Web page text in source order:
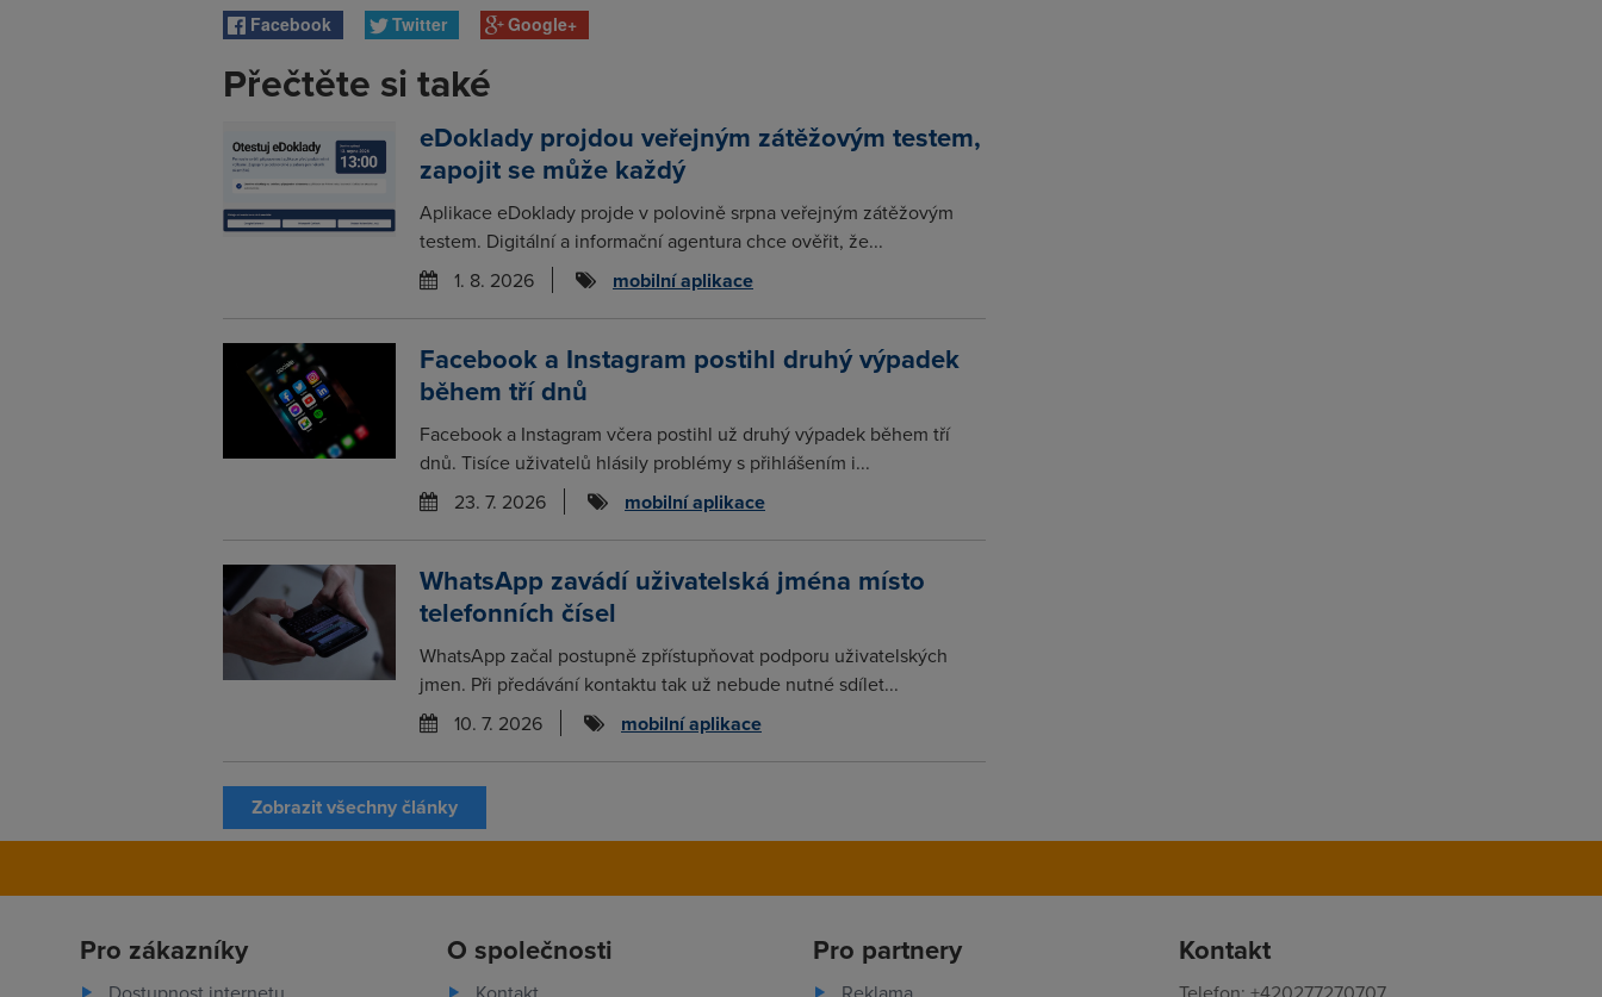
Facebook Twitter Google+
Přečtěte si také
eDoklady projdou veřejným zátěžovým testem,
zapojit se může každý
Aplikace eDoklady projde v polovině srpna veřejným zátěžovým
testem. Digitální a informační agentura chce ověřit, že...
1. 8. 2026
mobilní aplikace
Facebook a Instagram postihl druhý výpadek
během tří dnů
Facebook a Instagram včera postihl už druhý výpadek během tří
dnů. Tisíce uživatelů hlásily problémy s přihlášením i...
23. 7. 2026
mobilní aplikace
WhatsApp zavádí uživatelská jména místo
telefonních čísel
WhatsApp začal postupně zpřístupňovat podporu uživatelských
jmen. Při předávání kontaktu tak už nebude nutné sdílet...
10. 7. 2026
mobilní aplikace
Zobrazit všechny články
Pro zákazníky O společnosti Pro partnery Kontakt